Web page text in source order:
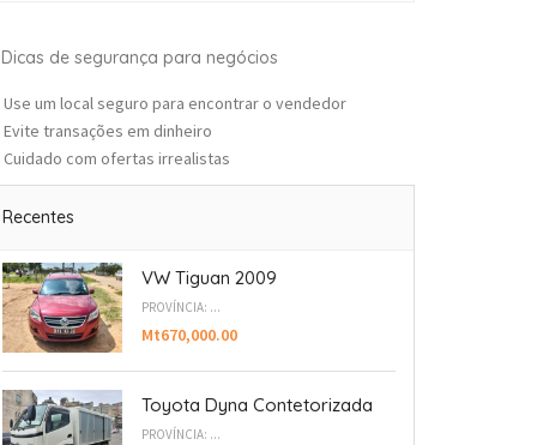
Dicas de segurança para negócios
Use um local seguro para encontrar o vendedor
Evite transações em dinheiro
Cuidado com ofertas irrealistas
Recentes
VW Tiguan 2009
PROVÍNCIA: ...
Mt670,000.00
Toyota Dyna Contetorizada
PROVÍNCIA: ...